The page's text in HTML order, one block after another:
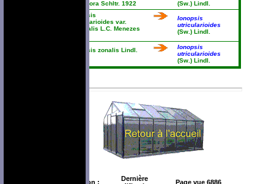
parviflora Schltr. 1922
(Sw.) Lindl.
Ionopsis
utricularioides var.
virginalis L.C. Menezes
Ionopsis
utricularioides
(Sw.) Lindl.
Ionopsis zonalis Lindl.
Ionopsis
utricularioides
(Sw.) Lindl.
Création :
Dernière
Page vue 6886